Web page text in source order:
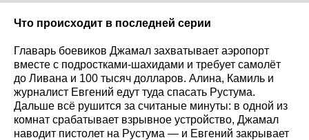
Что происходит в последней серии
Главарь боевиков Джамал захватывает аэропорт
вместе с подростками-шахидами и требует самолёт
до Ливана и 100 тысяч долларов. Алина, Камиль и
журналист Евгений едут туда спасать Рустума.
Дальше всё рушится за считаные минуты: в одной из
комнат срабатывает взрывное устройство, Джамал
наводит пистолет на Рустума — и Евгений закрывает